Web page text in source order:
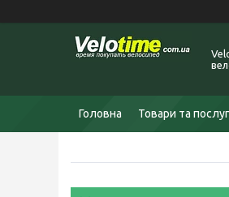
Головна Товари та